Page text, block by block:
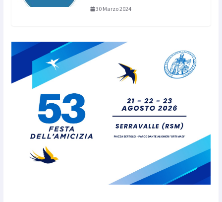
30 Marzo 2024